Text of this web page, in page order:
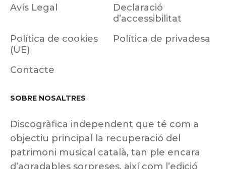
Avís Legal
Declaració
d’accessibilitat
Política de cookies
(UE)
Política de privadesa
Contacte
SOBRE NOSALTRES
Discogràfica independent que té com a
objectiu principal la recuperació del
patrimoni musical català, tan ple encara
d’agradables sorpreses, així com l’edició